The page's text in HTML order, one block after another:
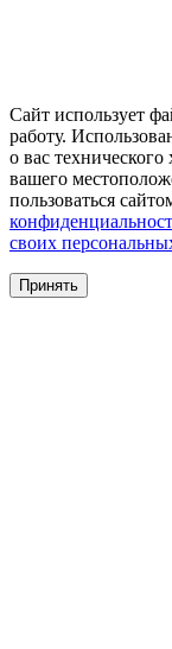
Сайт использует
работу.
о вас технического
вашего
пользоваться
своих
Принять